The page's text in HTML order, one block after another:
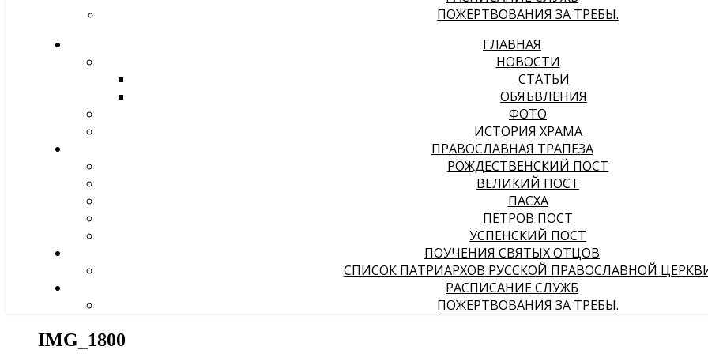
ПОЖЕРТВОВАНИЯ ЗА ТРЕБЫ.
ГЛАВНАЯ
НОВОСТИ
СТАТЬИ
ОБЯЪВЛЕНИЯ
ФОТО
ИСТОРИЯ ХРАМА
ПРАВОСЛАВНАЯ ТРАПЕЗА
РОЖДЕСТВЕНСКИЙ ПОСТ
ВЕЛИКИЙ ПОСТ
ПАСХА
ПЕТРОВ ПОСТ
УСПЕНСКИЙ ПОСТ
ПОУЧЕНИЯ СВЯТЫХ ОТЦОВ
СПИСОК ПАТРИАРХОВ РУССКОЙ ПРАВОСЛАВНОЙ
РАСПИСАНИЕ СЛУЖБ
ПОЖЕРТВОВАНИЯ ЗА ТРЕБЫ.
IMG_1800